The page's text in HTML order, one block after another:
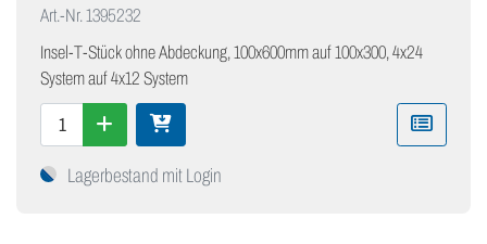
Art.-Nr.1395232
Insel-T-Stück ohne Abdeckung, 100x600mm auf 100x300, 4x24
System auf 4x12 System
Lagerbestand mit Login